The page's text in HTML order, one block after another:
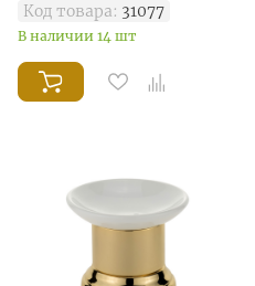
Код товара: 31077
В наличии 14 шт